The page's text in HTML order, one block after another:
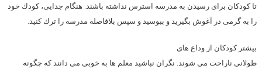
تا كودكان برای رسیدن به مدرسه استرس نداشته باشند. هنگام جدایی، كودك خود
را به گرمی در آغوش بگیرید و ببوسید و سپس بلافاصله مدرسه را ترك كنید.
بیشتر كودكان از وداع های
طولانی ناراحت می شوند. نگران نباشید معلم ها به خوبی می دانند كه چگونه